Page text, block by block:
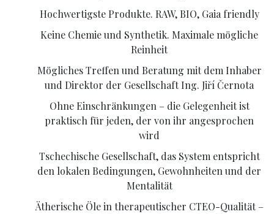
Hochwertigste Produkte. RAW, BIO, Gaia friendly
Keine Chemie und Synthetik. Maximale mögliche
Reinheit
Mögliches Treffen und Beratung mit dem Inhaber
und Direktor der Gesellschaft Ing. Jiří Černota
Ohne Einschränkungen – die Gelegenheit ist
praktisch für jeden, der von ihr angesprochen
wird
Tschechische Gesellschaft, das System entspricht
den lokalen Bedingungen, Gewohnheiten und der
Mentalität
Ätherische Öle in therapeutischer CTEO-Qualität –